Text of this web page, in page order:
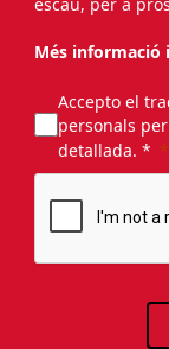
escau, per a
Més informació
Accepto el
personals
detallada. *